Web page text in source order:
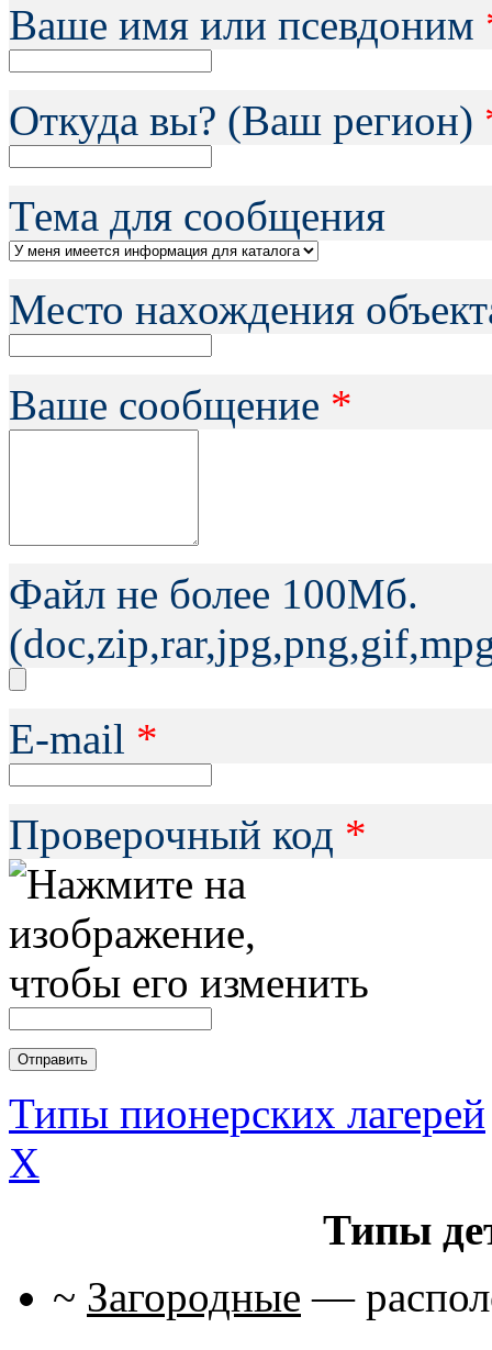
Ваше имя или псевдоним
Откуда вы? (Ваш регион)
Тема для сообщения
Место нахождения
Ваше сообщение *
Файл не более 100Мб.
Е-mail *
Проверочный код *
Типы пионерских лагерей
X
Типы
~ Загородные —